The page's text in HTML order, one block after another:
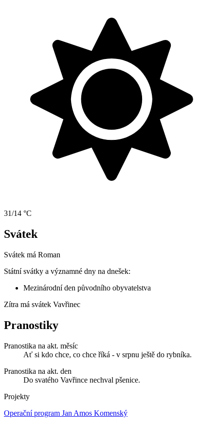
31/14 °C
Svátek
Svátek má Roman
Státní svátky a významné dny na dnešek:
Mezinárodní den původního obyvatelstva
Zítra má svátek Vavřinec
Pranostiky
Pranostika na akt. měsíc
Ať si kdo chce, co chce říká - v srpnu ještě do rybníka.
Pranostika na akt. den
Do svatého Vavřince nechval pšenice.
Projekty
Operační program Jan Amos Komenský